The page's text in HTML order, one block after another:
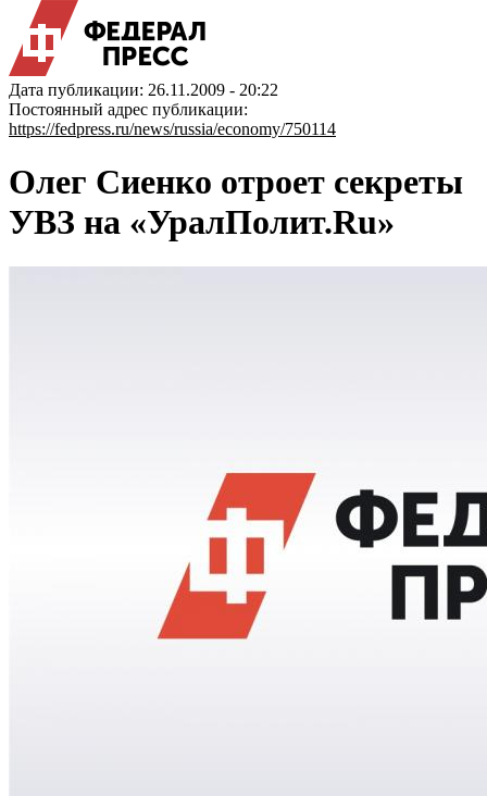
Дата публикации: 26.11.2009 - 20:22
Постоянный адрес публикации:
https://fedpress.ru/news/russia/economy/750114
Олег Сиенко отроет секреты
УВЗ на «УралПолит.Ru»